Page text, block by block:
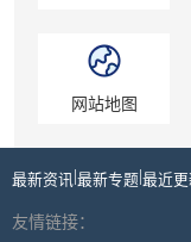
网站地图
最新资讯 |最新专题|最近
友情链接：